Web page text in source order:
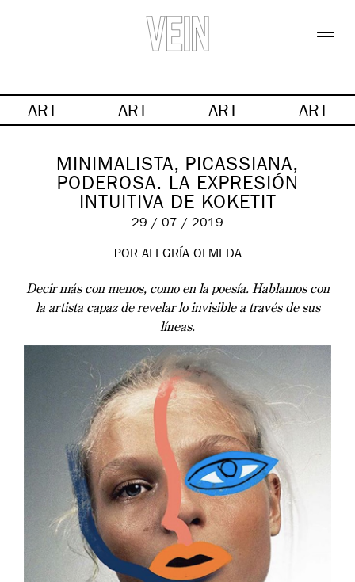
ART ART ART ART
MINIMALISTA, PICASSIANA,
PODEROSA. LA EXPRESIÓN
INTUITIVA DE KOKETIT
29 / 07 / 2019
POR ALEGRÍA OLMEDA
Decir más con menos, como en la poesía. Hablamos con
la artista capaz de revelar lo invisible a través de sus
líneas.